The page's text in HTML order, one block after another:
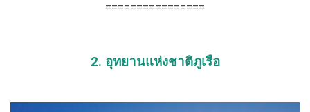
================
2. อุทยานแห่งชาติภูเรือ